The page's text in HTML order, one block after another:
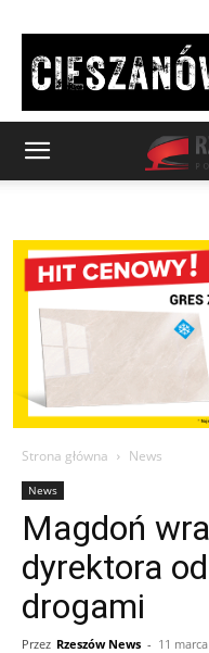
Strona główna News
News
Magdoń
dyrektora
drogami
Przez Rzeszów News - 11